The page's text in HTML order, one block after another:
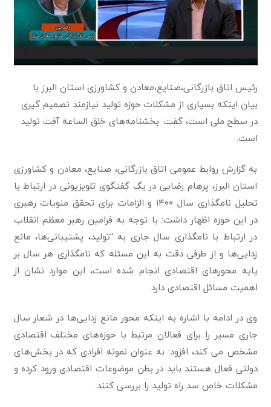
رئیس اتاق بازرگانی،صنایع،معادن و کشاورزی استان البرز با
بیان اینکه بسیاری از مشکلات حوزه تولید نیازمند تصمیم گیری
در سطح ملی است، گفت: بخشنامه‌های خلق الساعه آفت تولید
است.
به گزارش روابط عمومی اتاق بازرگانی، صنایع، معادن و کشاورزی
استان البرز، پرهام رضایی در یگ گفتگوی تلویزیونی در ارتباط با
تحلیل نامگذاری سال ۱۴۰۰ و الزامات برای تحقق منویات رهبری
در این حوزه اظهار داشت: با توجه به فرامین رهبر معظم انقلاب
در ارتباط با نامگذاری سال جاری به “تولید، پشتیبانی‌ها، مانع
زدایی‌ها و از طرفی دقت به این مسئله که نامگذاری هر سال بر
پایه محورهای اقتصادی انجام شده است، این موارد نشان از
اهمیت مسائل اقتصادی دارد.
وی در ادامه با اشاره به اینکه محور مانع زدایی‌ها در شعار سال
جاری مسیر را برای فعالان مرتبط با حوزه‌های مختلف اقتصادی
مشخص می کند، افزود: به عنوان نمونه افرادی که در بخش‌های
دولتی فعال هستند باید در بطن موضوعات اقتصادی ورود کرده و
مشکلات خاص سد راه تولید را بررسی کنند.